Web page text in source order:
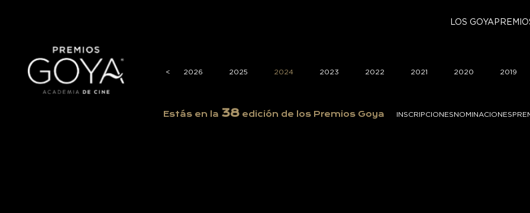
LOS GOYA
<
< 2026 2025 2024 2023 2022 2021 2020 2019
Estás en la 38 edición de los Premios Goya INSCRIPCIONESNOMINACIONES